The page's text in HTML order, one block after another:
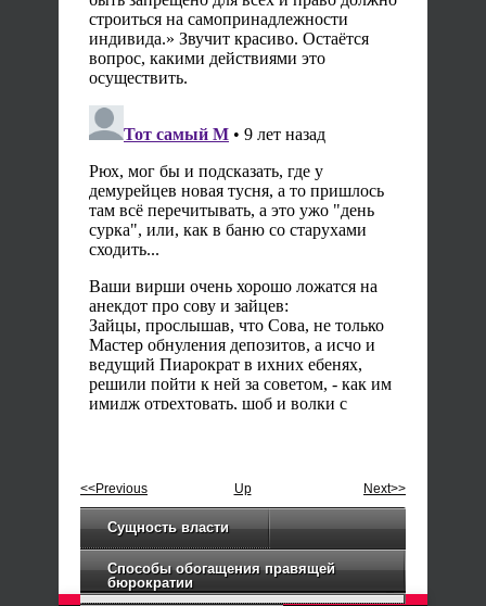
<<Previous Up Next>>
Сущность власти
Способы обогащения правящей
бюрократии